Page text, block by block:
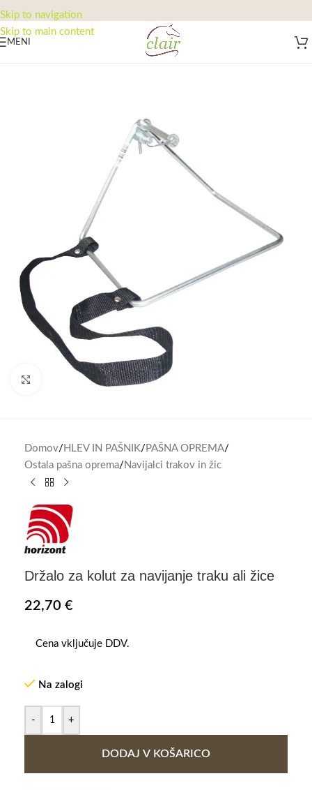
Skip to navigation
Skip to main content
MENI
Click to enlarge
Domov/ HLEV IN PAŠNIK/ PAŠNA OPREMA/
Ostala pašna oprema/ Navijalci trakov in žic
Držalo za kolut za navijanje traku ali žice
22,70 €
Cena vključuje DDV.
Na zalogi
- +
DODAJ V KOŠARICO